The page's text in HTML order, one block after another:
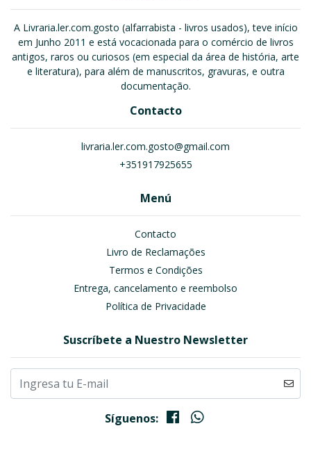
A Livraria.ler.com.gosto (alfarrabista - livros usados), teve início
em Junho 2011 e está vocacionada para o comércio de livros
antigos, raros ou curiosos (em especial da área de história, arte
e literatura), para além de manuscritos, gravuras, e outra
documentação.
Contacto
livraria.ler.com.gosto@gmail.com
+351917925655
Menú
Contacto
Livro de Reclamações
Termos e Condições
Entrega, cancelamento e reembolso
Política de Privacidade
Suscríbete a Nuestro Newsletter
Síguenos: